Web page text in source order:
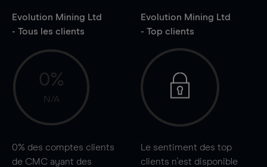
Evolution Mining Ltd
- Tous les clients
0%
N/A
0% des comptes clients
de CMC ayant des
Evolution Mining Ltd
- Top clients
Le sentiment des top
clients n'est disponible